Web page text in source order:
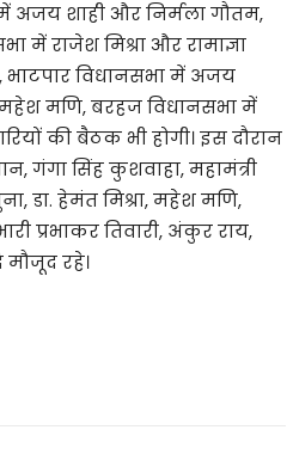
अजय शाही और निर्मला गौतम,
में राजेश मिश्रा और रामाज्ञा
विधानसभा में अजय
मणि, बरहज विधानसभा में
की बैठक भी होगी। इस दौरान
गंगा सिंह कुशवाहा, महामंत्री
डा. हेमंत मिश्रा, महेश मणि,
प्रभाकर तिवारी, अंकुर राय,
मौजूद रहे।